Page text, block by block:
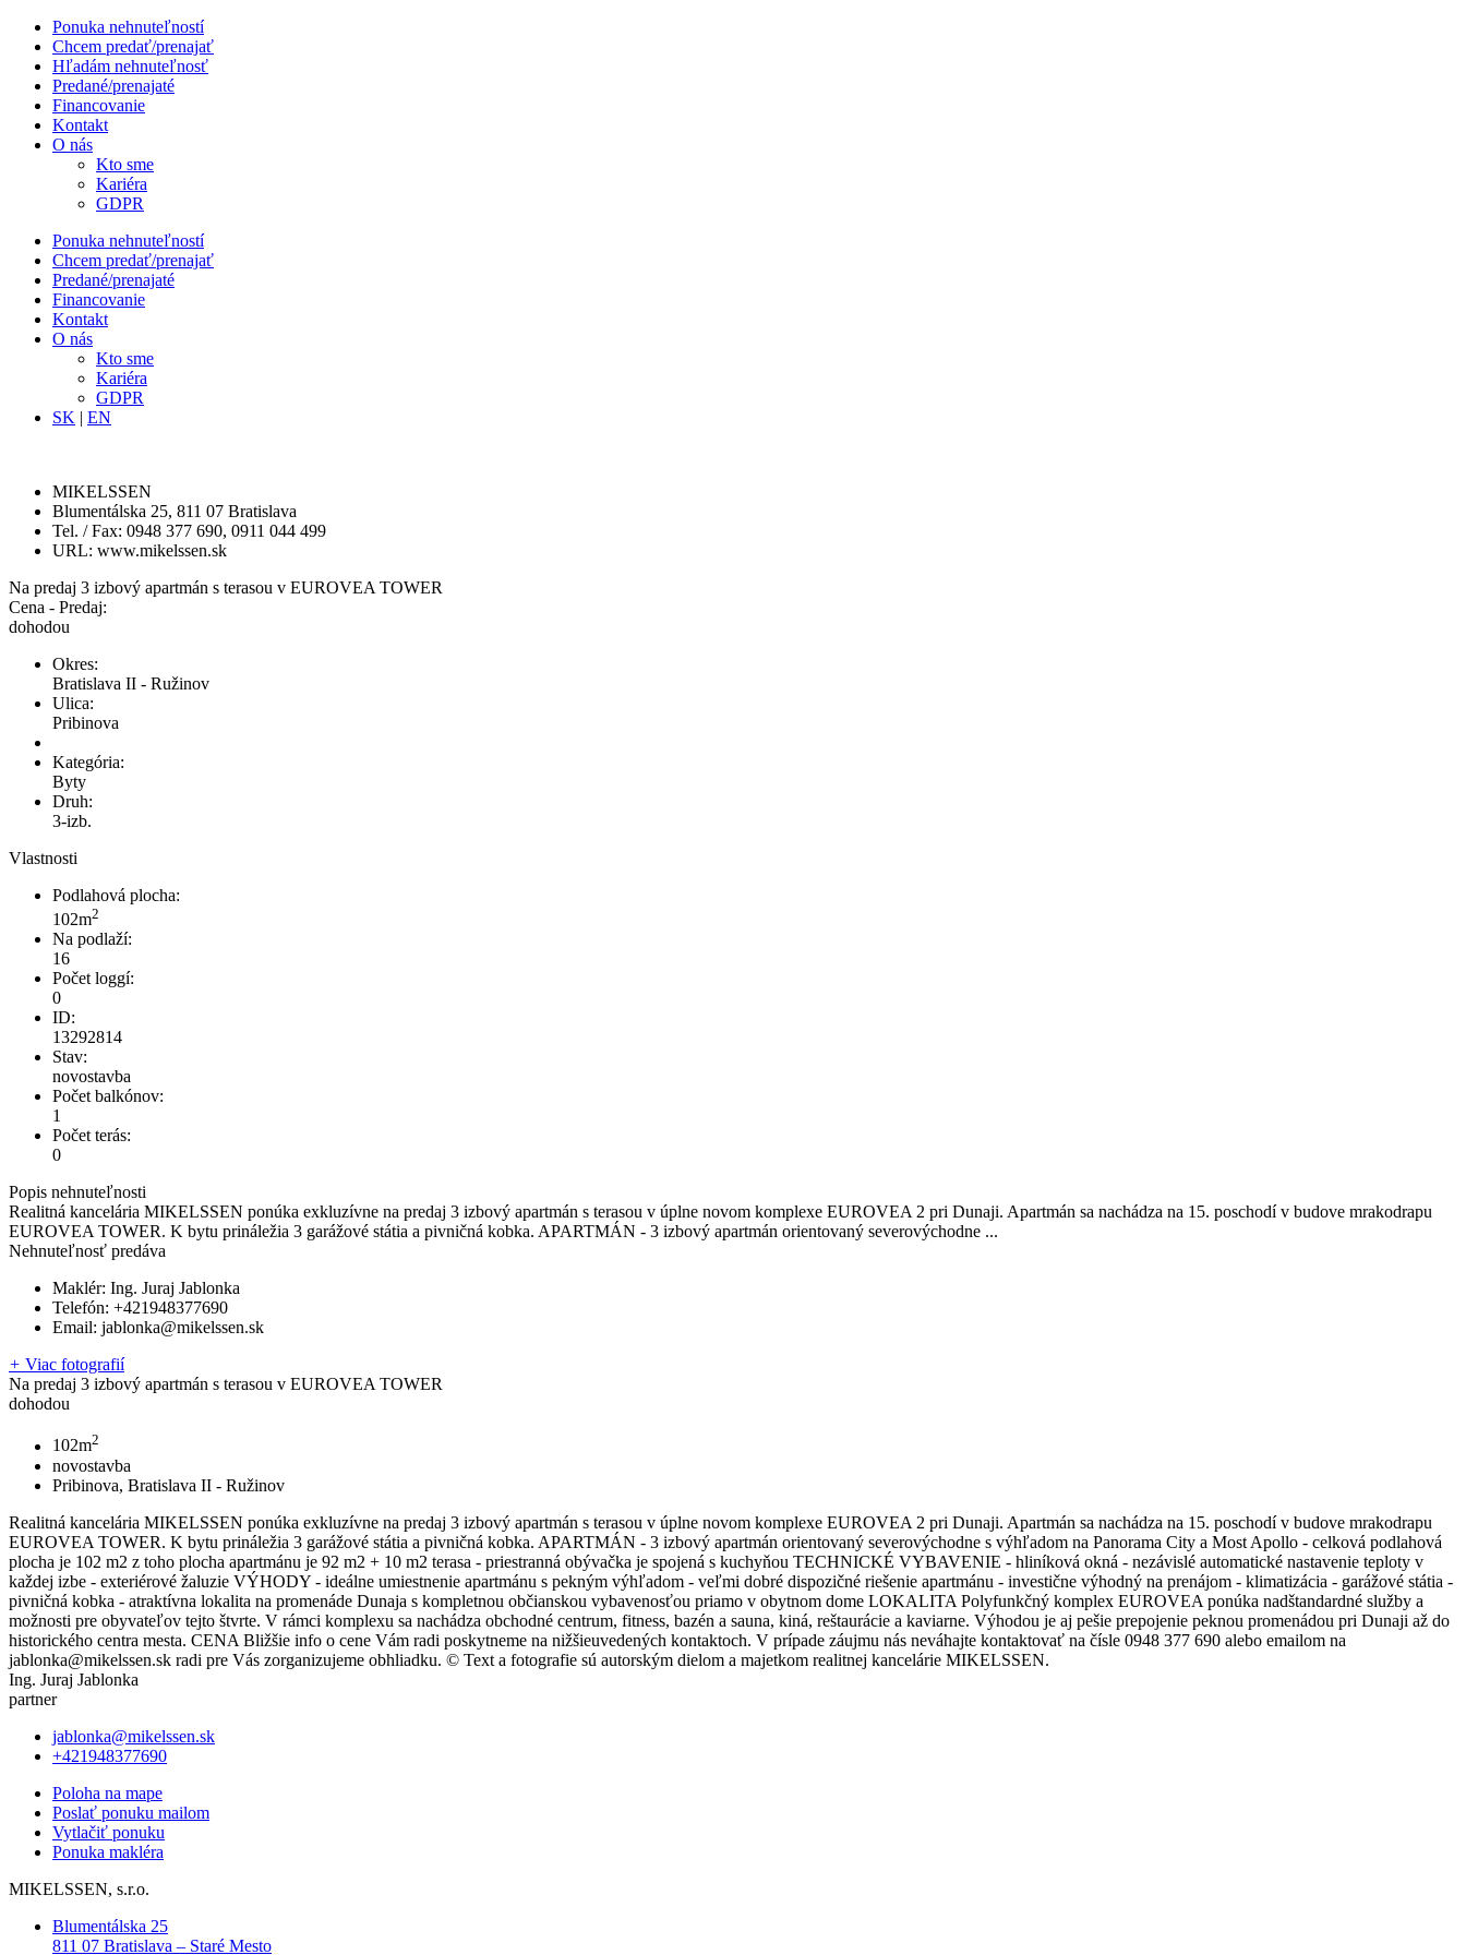
Ponuka nehnuteľností
Chcem predať/prenajať
Hľadám nehnuteľnosť
Predané/prenajaté
Financovanie
Kontakt
O nás
Kto sme
Kariéra
GDPR
Ponuka nehnuteľností
Chcem predať/prenajať
Predané/prenajaté
Financovanie
Kontakt
O nás
Kto sme
Kariéra
GDPR
SK | EN
MIKELSSEN
Blumentálska 25, 811 07 Bratislava
Tel. / Fax: 0948 377 690, 0911 044 499
URL: www.mikelssen.sk
Na predaj 3 izbový apartmán s terasou v EUROVEA TOWER
Cena - Predaj:
dohodou
Okres:
Bratislava II - Ružinov
Ulica:
Pribinova
Kategória:
Byty
Druh:
3-izb.
Vlastnosti
Podlahová plocha:
102m2
Na podlaží:
16
Počet loggí:
0
ID:
13292814
Stav:
novostavba
Počet balkónov:
1
Počet terás:
0
Popis nehnuteľnosti
Realitná kancelária MIKELSSEN ponúka exkluzívne na predaj 3 izbový apartmán s terasou v úplne novom komplexe EUROVEA 2 pri Dunaji. Apartmán sa nachádza na 15. poschodí v budove mrakodrapu
EUROVEA TOWER. K bytu prináležia 3 garážové státia a pivničná kobka. APARTMÁN - 3 izbový apartmán orientovaný severovýchodne ...
Nehnuteľnosť predáva
Maklér: Ing. Juraj Jablonka
Telefón: +421948377690
Email: jablonka@mikelssen.sk
+ Viac fotografií
Na predaj 3 izbový apartmán s terasou v EUROVEA TOWER
dohodou
102m2
novostavba
Pribinova, Bratislava II - Ružinov
Realitná kancelária MIKELSSEN ponúka exkluzívne na predaj 3 izbový apartmán s terasou v úplne novom komplexe EUROVEA 2 pri Dunaji. Apartmán sa nachádza na 15. poschodí v budove mrakodrapu
EUROVEA TOWER. K bytu prináležia 3 garážové státia a pivničná kobka. APARTMÁN - 3 izbový apartmán orientovaný severovýchodne s výhľadom na Panorama City a Most Apollo - celková podlahová
plocha je 102 m2 z toho plocha apartmánu je 92 m2 + 10 m2 terasa - priestranná obývačka je spojená s kuchyňou TECHNICKÉ VYBAVENIE - hliníková okná - nezávislé automatické nastavenie teploty v
každej izbe - exteriérové žaluzie VÝHODY - ideálne umiestnenie apartmánu s pekným výhľadom - veľmi dobré dispozičné riešenie apartmánu - investične výhodný na prenájom - klimatizácia - garážové státia -
pivničná kobka - atraktívna lokalita na promenáde Dunaja s kompletnou občianskou vybavenosťou priamo v obytnom dome LOKALITA Polyfunkčný komplex EUROVEA ponúka nadštandardné služby a
možnosti pre obyvateľov tejto štvrte. V rámci komplexu sa nachádza obchodné centrum, fitness, bazén a sauna, kiná, reštaurácie a kaviarne. Výhodou je aj pešie prepojenie peknou promenádou pri Dunaji až do
historického centra mesta. CENA Bližšie info o cene Vám radi poskytneme na nižšieuvedených kontaktoch. V prípade záujmu nás neváhajte kontaktovať na čísle 0948 377 690 alebo emailom na
jablonka@mikelssen.sk radi pre Vás zorganizujeme obhliadku. © Text a fotografie sú autorským dielom a majetkom realitnej kancelárie MIKELSSEN.
Ing. Juraj Jablonka
partner
jablonka@mikelssen.sk
+421948377690
Poloha na mape
Poslať ponuku mailom
Vytlačiť ponuku
Ponuka makléra
MIKELSSEN, s.r.o.
Blumentálska 25
811 07 Bratislava – Staré Mesto